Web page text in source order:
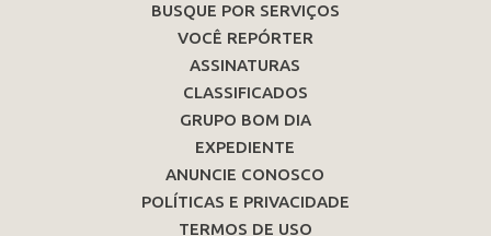
BUSQUE POR SERVIÇOS
VOCÊ REPÓRTER
ASSINATURAS
CLASSIFICADOS
GRUPO BOM DIA
EXPEDIENTE
ANUNCIE CONOSCO
POLÍTICAS E PRIVACIDADE
TERMOS DE USO